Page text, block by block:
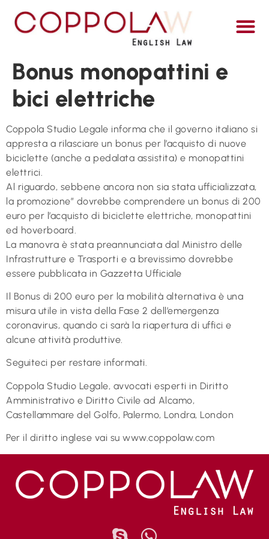
Bonus monopattini e
bici elettriche
Coppola Studio Legale informa che il governo italiano si
appresta a rilasciare un bonus per l’acquisto di nuove
biciclette (anche a pedalata assistita) e monopattini
elettrici.
Al riguardo, sebbene ancora non sia stata ufficializzata,
la promozione” dovrebbe comprendere un bonus di 200
euro per l’acquisto di biciclette elettriche, monopattini
ed hoverboard.
La manovra è stata preannunciata dal Ministro delle
Infrastrutture e Trasporti e a brevissimo dovrebbe
essere pubblicata in Gazzetta Ufficiale
Il Bonus di 200 euro per la mobilità alternativa è una
misura utile in vista della Fase 2 dell’emergenza
coronavirus, quando ci sarà la riapertura di uffici e
alcune attività produttive.
Seguiteci per restare informati.
Coppola Studio Legale, avvocati esperti in Diritto
Amministrativo e Diritto Civile ad Alcamo,
Castellammare del Golfo, Palermo, Londra, London
Per il diritto inglese vai su www.coppolaw.com